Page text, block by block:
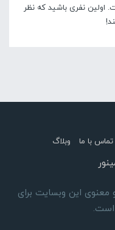
اولین نفری باشید که نظر
تماس با ما وبلاگ
مادی و معنوی این وبسایت برای
است.